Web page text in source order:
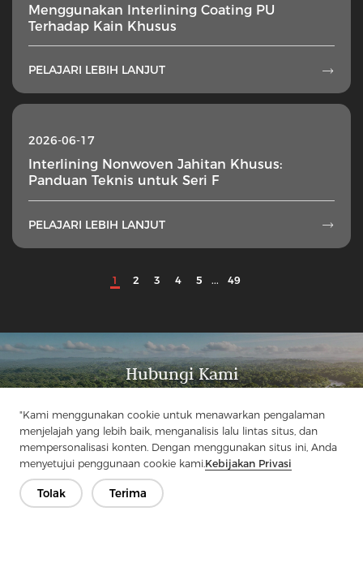
"Kami menggunakan cookie untuk menawarkan pengalaman
menjelajah yang lebih baik, menganalisis lalu lintas situs, dan
mempersonalisasi konten. Dengan menggunakan situs ini, Anda
menyetujui penggunaan cookie kami.Kebijakan Privasi
Tolak Terima
Menggunakan Interlining Coating PU
Terhadap Kain Khusus
PELAJARI LEBIH LANJUT 
2026-06-17
Interlining Nonwoven Jahitan Khusus:
Panduan Teknis untuk Seri F
PELAJARI LEBIH LANJUT 
1 2 3 4 5 ... 49
Hubungi Kami
Mari Bicara
Perusahaan Produk